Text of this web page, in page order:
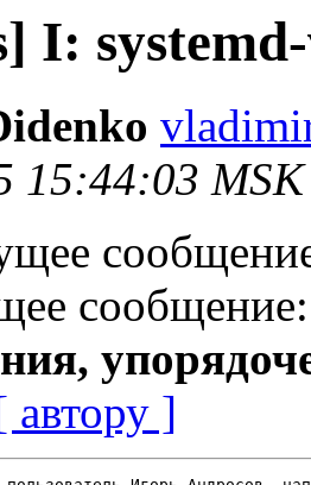
I:
MSK
автору ]